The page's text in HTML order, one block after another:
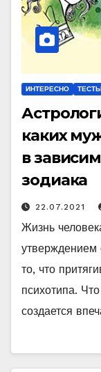
ИНТЕРЕСНО
каких
в
зодиака
22.07.2021
Жизнь
утверждением
то, что
психотипа.
создается